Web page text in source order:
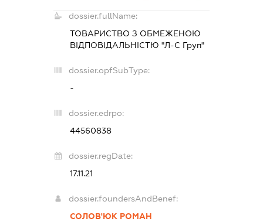
dossier.fullName:
ТОВАРИСТВО З ОБМЕЖЕНОЮ
ВІДПОВІДАЛЬНІСТЮ "Л-С Груп"
dossier.opfSubType:
-
dossier.edrpo:
44560838
dossier.regDate:
17.11.21
dossier.foundersAndBenef:
СОЛОВ'ЮК РОМАН